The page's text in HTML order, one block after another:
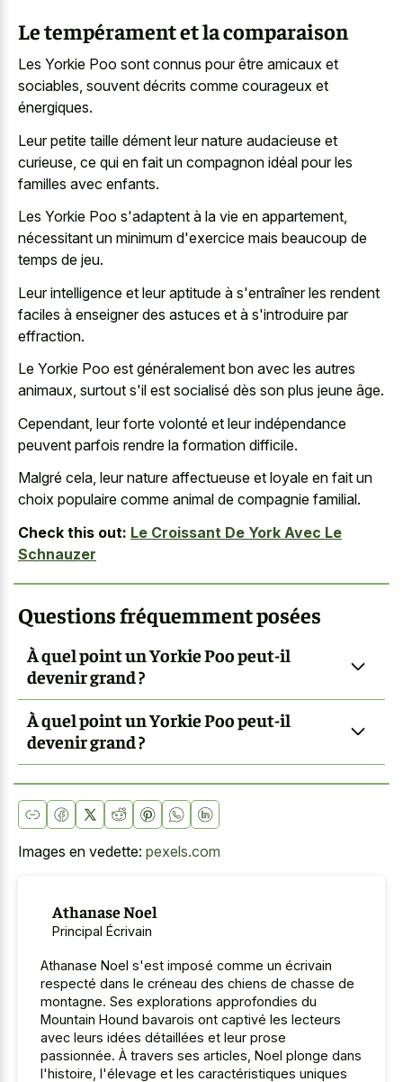
Le tempérament et la comparaison
Les Yorkie Poo sont connus pour être amicaux et
sociables, souvent décrits comme courageux et
énergiques.
Leur petite taille dément leur nature audacieuse et
curieuse, ce qui en fait un compagnon idéal pour les
familles avec enfants.
Les Yorkie Poo s'adaptent à la vie en appartement,
nécessitant un minimum d'exercice mais beaucoup de
temps de jeu.
Leur intelligence et leur aptitude à s'entraîner les rendent
faciles à enseigner des astuces et à s'introduire par
effraction.
Le Yorkie Poo est généralement bon avec les autres
animaux, surtout s'il est socialisé dès son plus jeune âge.
Cependant, leur forte volonté et leur indépendance
peuvent parfois rendre la formation difficile.
Malgré cela, leur nature affectueuse et loyale en fait un
choix populaire comme animal de compagnie familial.
Check this out: Le Croissant De York Avec Le
Schnauzer
Questions fréquemment posées
À quel point un Yorkie Poo peut-il
devenir grand ?
À quel point un Yorkie Poo peut-il
devenir grand ?
Images en vedette: pexels.com
Athanase Noel
Principal Écrivain
Athanase Noel s'est imposé comme un écrivain
respecté dans le créneau des chiens de chasse de
montagne. Ses explorations approfondies du
Mountain Hound bavarois ont captivé les lecteurs
avec leurs idées détaillées et leur prose
passionnée. À travers ses articles, Noel plonge dans
l'histoire, l'élevage et les caractéristiques uniques